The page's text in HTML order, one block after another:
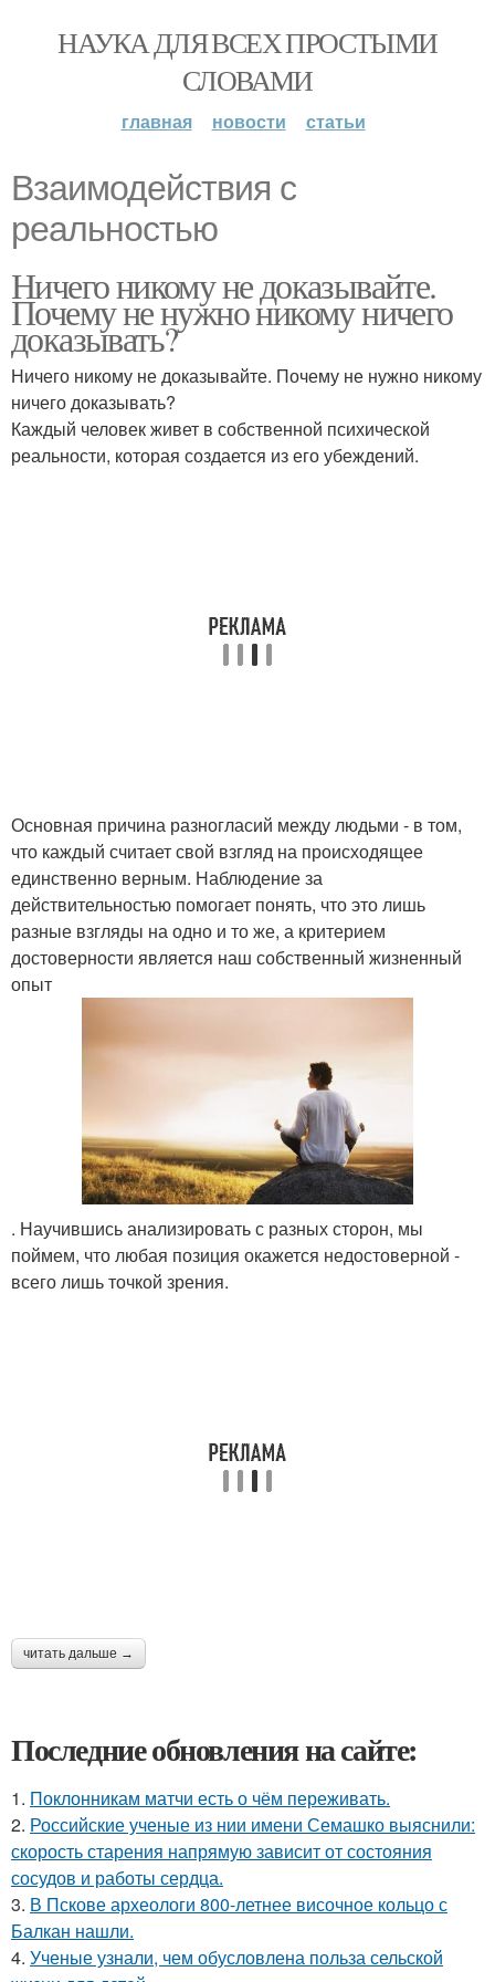
НАУКА ДЛЯ ВСЕХ ПРОСТЫМИ
СЛОВАМИ
главная новости статьи
Взаимодействия с
реальностью
Ничего никому не доказывайте.
Почему не нужно никому ничего
доказывать?
Ничего никому не доказывайте. Почему не нужно никому
ничего доказывать?
Каждый человек живет в собственной психической
реальности, которая создается из его убеждений.
Основная причина разногласий между людьми - в том,
что каждый считает свой взгляд на происходящее
единственно верным. Наблюдение за
действительностью помогает понять, что это лишь
разные взгляды на одно и то же, а критерием
достоверности является наш собственный жизненный
опыт
. Научившись анализировать с разных сторон, мы
поймем, что любая позиция окажется недостоверной -
всего лишь точкой зрения.
читать дальше →
Последние обновления на сайте:
1. Поклонникам матчи есть о чём переживать.
2. Российские ученые из нии имени Семашко выяснили:
скорость старения напрямую зависит от состояния
сосудов и работы сердца.
3. В Пскове археологи 800-летнее височное кольцо с
Балкан нашли.
4. Ученые узнали, чем обусловлена польза сельской